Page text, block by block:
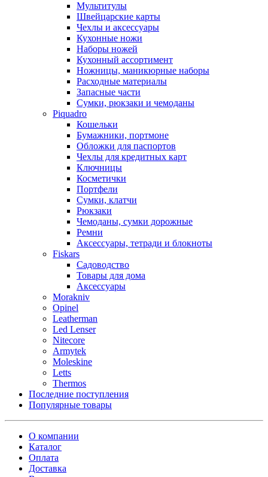
Мультитулы
Швейцарские карты
Чехлы и аксессуары
Кухонные ножи
Наборы ножей
Кухонный ассортимент
Ножницы, маникюрные наборы
Расходные материалы
Запасные части
Сумки, рюкзаки и чемоданы
Piquadro
Кошельки
Бумажники, портмоне
Обложки для паспортов
Чехлы для кредитных карт
Ключницы
Косметички
Портфели
Сумки, клатчи
Рюкзаки
Чемоданы, сумки дорожные
Ремни
Аксессуары, тетради и блокноты
Fiskars
Садоводство
Товары для дома
Аксессуары
Morakniv
Opinel
Leatherman
Led Lenser
Nitecore
Armytek
Moleskine
Letts
Thermos
Последние поступления
Популярные товары
О компании
Каталог
Оплата
Доставка